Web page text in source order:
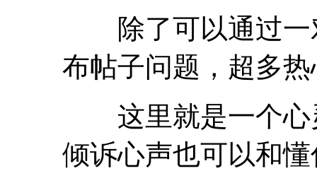
除了可以通过一
布帖子问题，超多
这里就是一个心
倾诉心声也可以和